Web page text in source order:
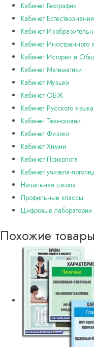
Кабинет Географии
Кабинет Естествознания
Кабинет
Кабинет Иностранного
Кабинет Истории и
Кабинет Математики
Кабинет Музыки
Кабинет ОБЖ
Кабинет Русского
Кабинет Технологии
Кабинет Физики
Кабинет Химии
Кабинет Психолога
Кабинет учителя-
Начальная школа
Профильные классы
Цифровые лаборатории
Похожие товары